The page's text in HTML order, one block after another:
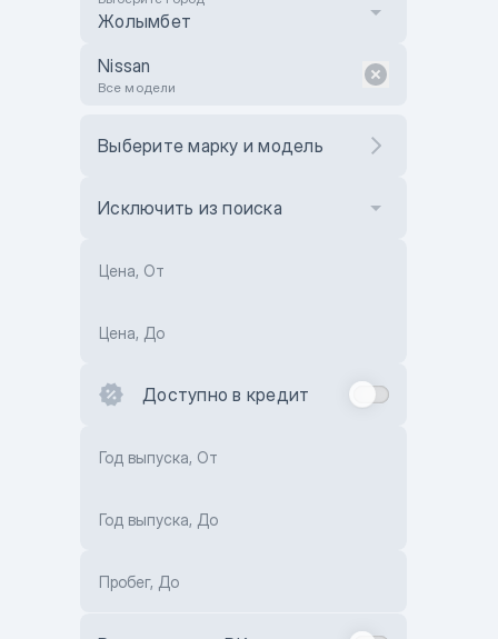
Жолымбет
Nissan
Все модели
Выберите марку и модель
Исключить из поиска
Цена, От
Цена, До
Доступно в кредит
Год выпуска, От
Год выпуска, До
Пробег, До